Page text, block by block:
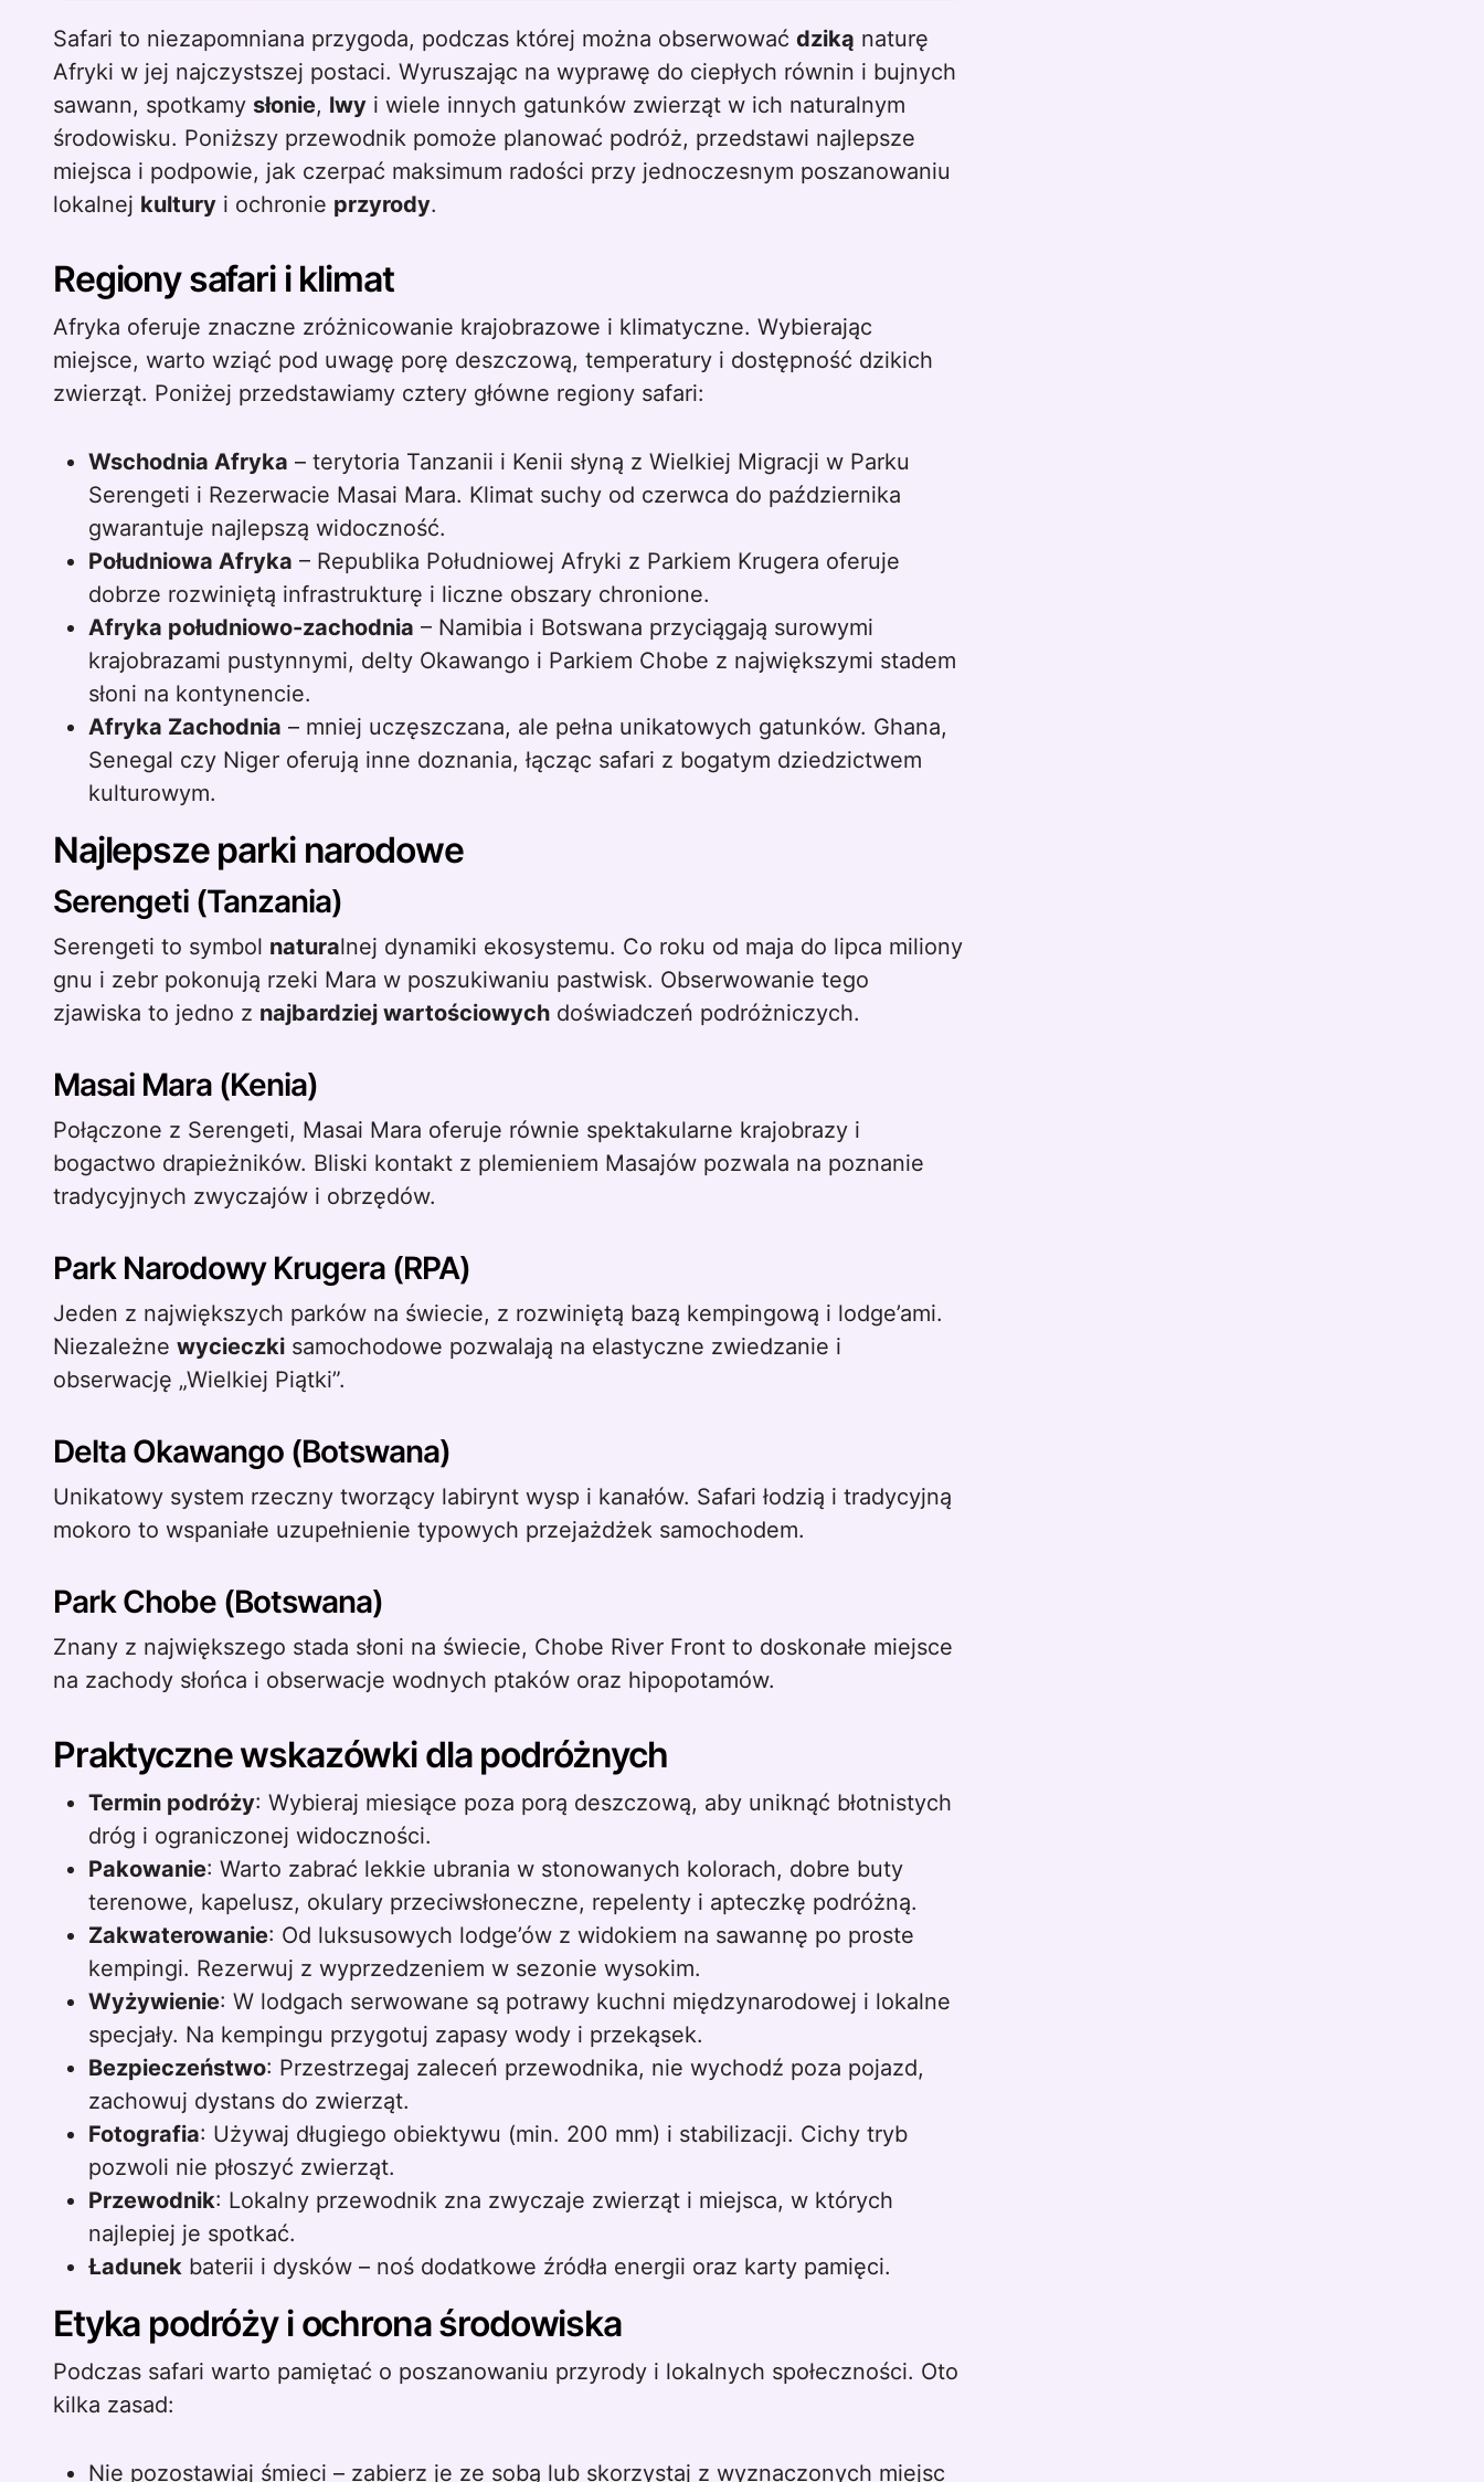
Safari to niezapomniana przygoda, podczas której można obserwować dziką naturę
Afryki w jej najczystszej postaci. Wyruszając na wyprawę do ciepłych równin i bujnych
sawann, spotkamy słonie, lwy i wiele innych gatunków zwierząt w ich naturalnym
środowisku. Poniższy przewodnik pomoże planować podróż, przedstawi najlepsze
miejsca i podpowie, jak czerpać maksimum radości przy jednoczesnym poszanowaniu
lokalnej kultury i ochronie przyrody.
Regiony safari i klimat
Afryka oferuje znaczne zróżnicowanie krajobrazowe i klimatyczne. Wybierając
miejsce, warto wziąć pod uwagę porę deszczową, temperatury i dostępność dzikich
zwierząt. Poniżej przedstawiamy cztery główne regiony safari:
Wschodnia Afryka – terytoria Tanzanii i Kenii słyną z Wielkiej Migracji w Parku
Serengeti i Rezerwacie Masai Mara. Klimat suchy od czerwca do października
gwarantuje najlepszą widoczność.
Południowa Afryka – Republika Południowej Afryki z Parkiem Krugera oferuje
dobrze rozwiniętą infrastrukturę i liczne obszary chronione.
Afryka południowo-zachodnia – Namibia i Botswana przyciągają surowymi
krajobrazami pustynnymi, delty Okawango i Parkiem Chobe z największymi stadem
słoni na kontynencie.
Afryka Zachodnia – mniej uczęszczana, ale pełna unikatowych gatunków. Ghana,
Senegal czy Niger oferują inne doznania, łącząc safari z bogatym dziedzictwem
kulturowym.
Najlepsze parki narodowe
Serengeti (Tanzania)
Serengeti to symbol naturalnej dynamiki ekosystemu. Co roku od maja do lipca miliony
gnu i zebr pokonują rzeki Mara w poszukiwaniu pastwisk. Obserwowanie tego
zjawiska to jedno z najbardziej wartościowych doświadczeń podróżniczych.
Masai Mara (Kenia)
Połączone z Serengeti, Masai Mara oferuje równie spektakularne krajobrazy i
bogactwo drapieżników. Bliski kontakt z plemieniem Masajów pozwala na poznanie
tradycyjnych zwyczajów i obrzędów.
Park Narodowy Krugera (RPA)
Jeden z największych parków na świecie, z rozwiniętą bazą kempingową i lodge’ami.
Niezależne wycieczki samochodowe pozwalają na elastyczne zwiedzanie i
obserwację „Wielkiej Piątki”.
Delta Okawango (Botswana)
Unikatowy system rzeczny tworzący labirynt wysp i kanałów. Safari łodzią i tradycyjną
mokoro to wspaniałe uzupełnienie typowych przejażdżek samochodem.
Park Chobe (Botswana)
Znany z największego stada słoni na świecie, Chobe River Front to doskonałe miejsce
na zachody słońca i obserwacje wodnych ptaków oraz hipopotamów.
Praktyczne wskazówki dla podróżnych
Termin podróży: Wybieraj miesiące poza porą deszczową, aby uniknąć błotnistych
dróg i ograniczonej widoczności.
Pakowanie: Warto zabrać lekkie ubrania w stonowanych kolorach, dobre buty
terenowe, kapelusz, okulary przeciwsłoneczne, repelenty i apteczkę podróżną.
Zakwaterowanie: Od luksusowych lodge’ów z widokiem na sawannę po proste
kempingi. Rezerwuj z wyprzedzeniem w sezonie wysokim.
Wyżywienie: W lodgach serwowane są potrawy kuchni międzynarodowej i lokalne
specjały. Na kempingu przygotuj zapasy wody i przekąsek.
Bezpieczeństwo: Przestrzegaj zaleceń przewodnika, nie wychodź poza pojazd,
zachowuj dystans do zwierząt.
Fotografia: Używaj długiego obiektywu (min. 200 mm) i stabilizacji. Cichy tryb
pozwoli nie płoszyć zwierząt.
Przewodnik: Lokalny przewodnik zna zwyczaje zwierząt i miejsca, w których
najlepiej je spotkać.
Ładunek baterii i dysków – noś dodatkowe źródła energii oraz karty pamięci.
Etyka podróży i ochrona środowiska
Podczas safari warto pamiętać o poszanowaniu przyrody i lokalnych społeczności. Oto
kilka zasad:
Nie pozostawiaj śmieci – zabierz je ze sobą lub skorzystaj z wyznaczonych miejsc